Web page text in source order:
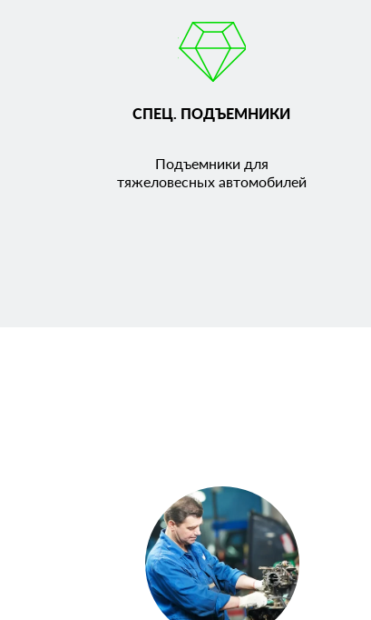
СПЕЦ. ПОДЪЕМНИКИ
Подъемники для
тяжеловесных автомобилей